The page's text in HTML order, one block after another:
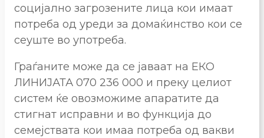
социјално загрозените лица кои имаат
потреба од уреди за домаќинство кои се
сеуште во употреба.
Граѓаните може да се јаваат на ЕКО
ЛИНИЈАТА 070 236 000 и преку целиот
систем ќе овозможиме апаратите да
стигнат исправни и во функција до
семејствата кои имаа потреба од вакви